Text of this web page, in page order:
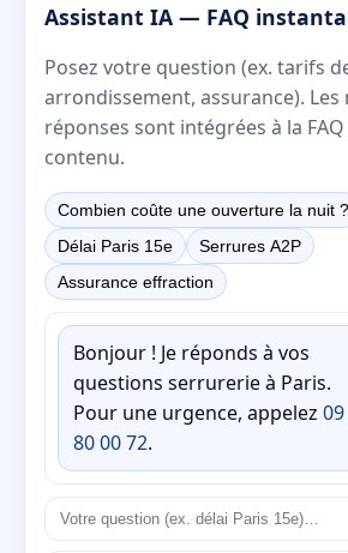
Assistant IA — FAQ
Posez votre question (ex. tarifs
arrondissement, assurance). Les
réponses sont intégrées à la
contenu.
Combien coûte une ouverture la nuit ?
Délai Paris 15e
Serrures A2P
Assurance effraction
Bonjour ! Je réponds à vos
questions serrurerie à Paris.
Pour une urgence, appelez
80 00 72.